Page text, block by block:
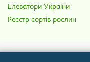
Елеватори України
Реєстр сортів рослин